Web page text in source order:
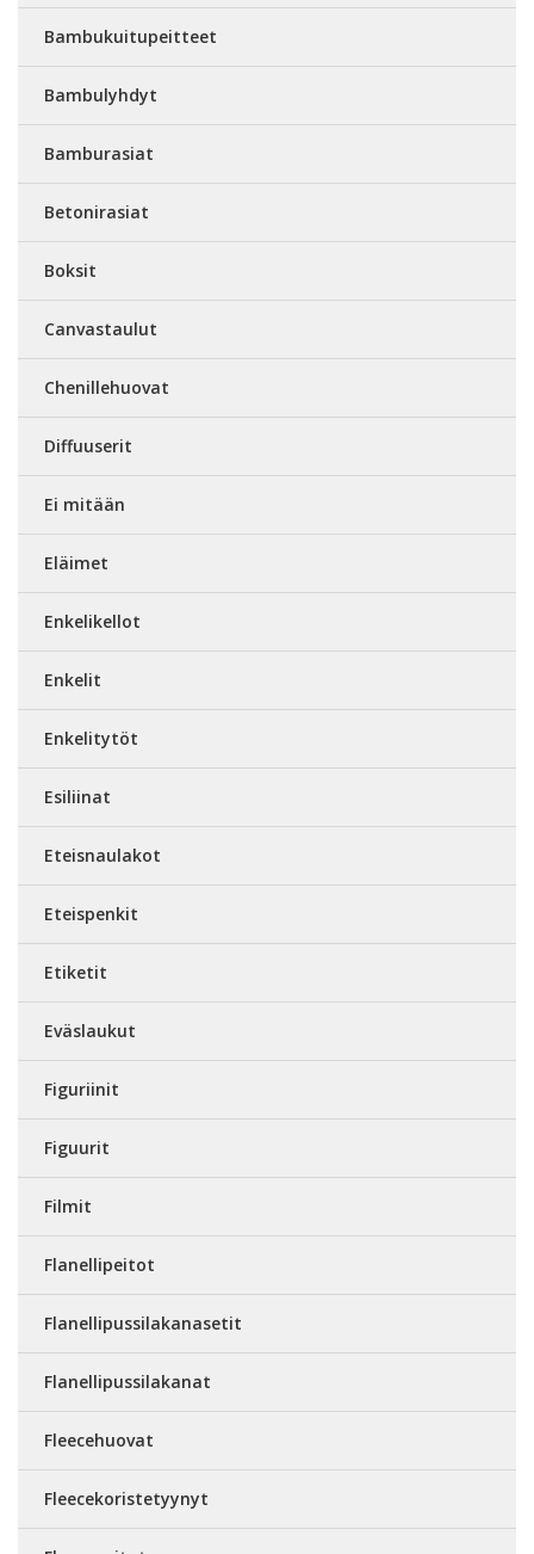
Bambukuitupeitteet
Bambulyhdyt
Bamburasiat
Betonirasiat
Boksit
Canvastaulut
Chenillehuovat
Diffuuserit
Ei mitään
Eläimet
Enkelikellot
Enkelit
Enkelitytöt
Esiliinat
Eteisnaulakot
Eteispenkit
Etiketit
Eväslaukut
Figuriinit
Figuurit
Filmit
Flanellipeitot
Flanellipussilakanasetit
Flanellipussilakanat
Fleecehuovat
Fleecekoristetyynyt